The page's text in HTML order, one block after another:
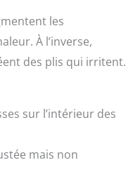
première paire, pour
obtenir la coupe parfaite
pour vous. Veuillez
rechercher le tableau des
d’étanchéité
reste ferme même
ou humides, ce qui le
plein air. Utilisation
périodes ou de
nécessaire.
les
À l’inverse,
des plis qui irritent.
sur l’intérieur des
mais non